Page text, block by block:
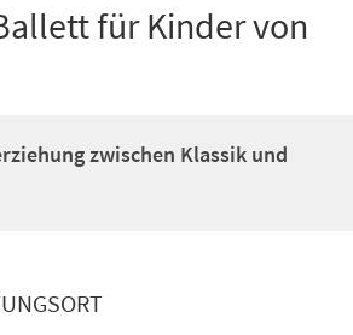
für Kinder von
zwischen Klassik und